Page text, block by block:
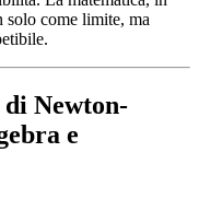
solo come limite, ma
Newton-
e